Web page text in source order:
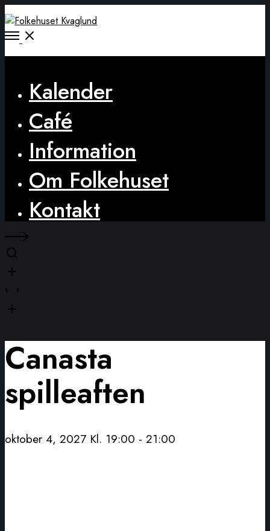
Open
Kalender
Café
Information
Om Folkehuset
Kontakt
Canasta
spilleaften
oktober 4, 2027 Kl. 19:00 - 21:00